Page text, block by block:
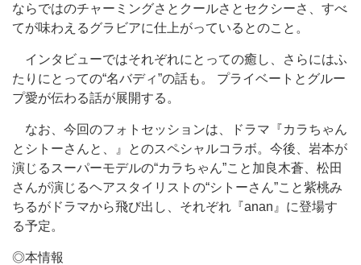
ならではのチャーミングさとクールさとセクシーさ、すべ
てが味わえるグラビアに仕上がっているとのこと。
インタビューではそれぞれにとっての癒し、さらにはふ
たりにとっての“名バディ”の話も。 プライベートとグルー
プ愛が伝わる話が展開する。
なお、今回のフォトセッションは、ドラマ『カラちゃん
とシトーさんと、』とのスペシャルコラボ。今後、岩本が
演じるスーパーモデルの“カラちゃん”こと加良木蒼、松田
さんが演じるヘアスタイリストの“シトーさん”こと紫桃み
ちるがドラマから飛び出し、それぞれ『anan』に登場す
る予定。
◎本情報